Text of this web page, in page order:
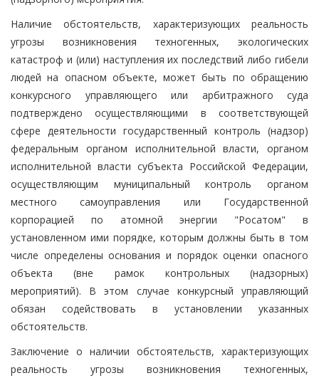
Наличие обстоятельств, характеризующих реальность
угрозы возникновения техногенных, экологических
катастроф и (или) наступления их последствий либо гибели
людей на опасном объекте, может быть по обращению
конкурсного управляющего или арбитражного суда
подтверждено осуществляющими в соответствующей
сфере деятельности государственный контроль (надзор)
федеральным органом исполнительной власти, органом
исполнительной власти субъекта Российской Федерации,
осуществляющим муниципальный контроль органом
местного самоуправления или Государственной
корпорацией по атомной энергии "Росатом" в
установленном ими порядке, которым должны быть в том
числе определены основания и порядок оценки опасного
объекта (вне рамок контрольных (надзорных)
мероприятий). В этом случае конкурсный управляющий
обязан содействовать в установлении указанных
обстоятельств.
Заключение о наличии обстоятельств, характеризующих
реальность угрозы возникновения техногенных,